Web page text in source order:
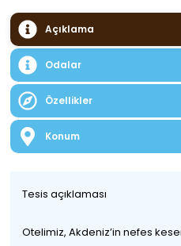
Açıklama
Odalar
Özellikler
Konum
Tesis açıklaması
Otelimiz, Akdeniz’in nefes